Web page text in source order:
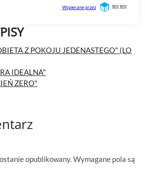
Z POKOJU JEDENASTEGO" (LO
IDEALNA"
ZERO"
opublikowany. Wymagane pola są